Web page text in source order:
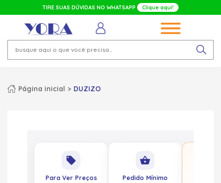
TIRE SUAS DÚVIDAS NO WHATSAPP Clique aqui!
Página inicial DUZIZO
local_offer
Para Ver Preços
shopping_basket
Pedido Mínimo